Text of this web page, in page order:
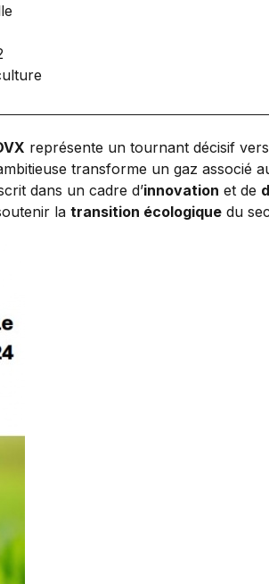
représente un tournant décisif
transforme un gaz associé
dans un cadre d’innovation et de
la transition écologique du